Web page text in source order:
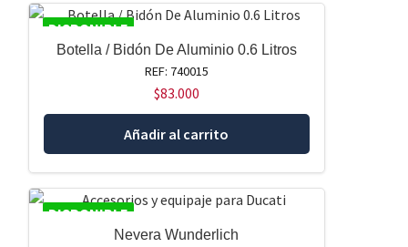
DISPONIBLE
Botella / Bidón De Aluminio 0.6 Litros
REF: 740015
$83.000
Añadir al carrito
DISPONIBLE
Nevera Wunderlich